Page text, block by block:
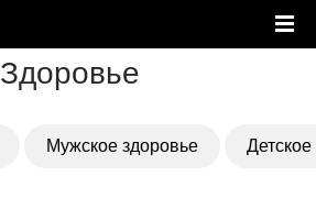
Здоровье
Мужское здоровье